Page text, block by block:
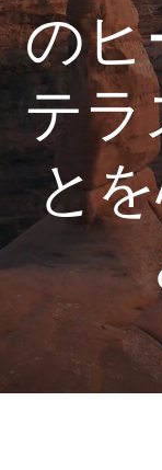
のヒ
テラ
と